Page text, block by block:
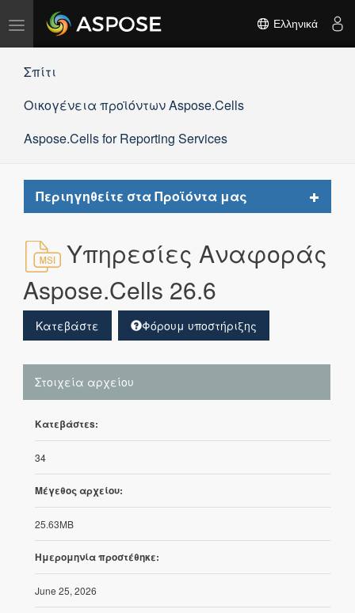
Εναλλαγή
πλοήγησης
Ελληνικά
Σπίτι
Οικογένεια προϊόντων Aspose.Cells
Aspose.Cells for Reporting Services
Περιηγηθείτε στα Προϊόντα μας
Toggle
Υπηρεσίες Αναφοράς
Aspose.Cells 26.6
Κατεβάστε Φόρουμ υποστήριξης
Στοιχεία αρχείου
Κατεβάστεs:
34
Μέγεθος αρχείου:
25.63MB
Ημερομηνία προστέθηκε:
June 25, 2026